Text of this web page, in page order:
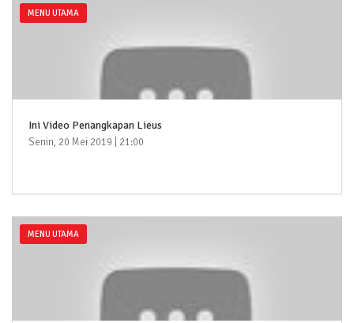
MENU UTAMA
Ini Video Penangkapan Lieus
Senin, 20 Mei 2019 | 21:00
MENU UTAMA